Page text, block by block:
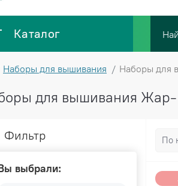
Каталог
Наборы для вышивания Наборы для
для вышивания
Фильтр
выбрали: